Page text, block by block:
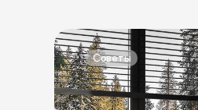
Кровати черного цвета
Кровати шириной 140 см
Кровати длиной 180 см
Советы